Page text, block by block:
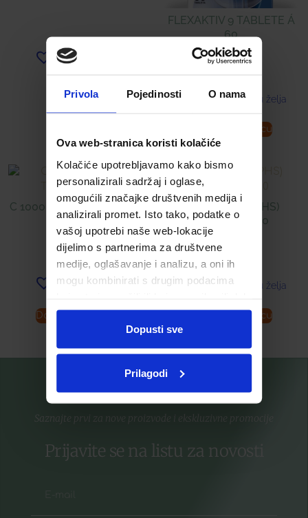
Privola Pojedinosti O nama
Ova web-stranica koristi kolačiće
Kolačiće upotrebljavamo kako bismo
personalizirali sadržaj i oglase,
omogućili značajke društvenih medija i
analizirali promet. Isto tako, podatke o
vašoj upotrebi naše web-lokacije
dijelimo s partnerima za društvene
medije, oglašavanje i analizu, a oni ih
mogu kombinirati s drugim podacima
ste upotrebljavali njihove usluge.
Dopusti sve
Prilagodi
Dodaj u listu želja
FLEXAKTIV 9 TABLETE Á
60
22,00€
Dodaj u listu želja
Dodaj u košaricu
C 1000 ŠUMEĆE TABLETE
Á 20
7,98 €
Dodaj u listu želja
Dodaj u košaricu
BIO-C 500 ® (PHS)
KAPSULE Á 40
9,99
Dodaj u listu želja
Dodaj u košaricu
Saznajte prvi za nove proizvode i ekskluzivne promocije
Prijavite se na listu za novosti